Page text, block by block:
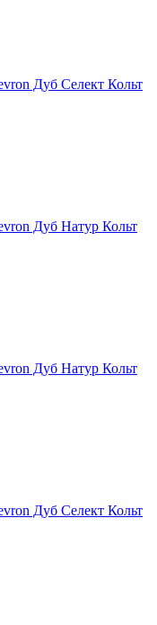
Дуб Селект Кольт
Дуб Натур Кольт
Дуб Натур Кольт
Дуб Селект Кольт